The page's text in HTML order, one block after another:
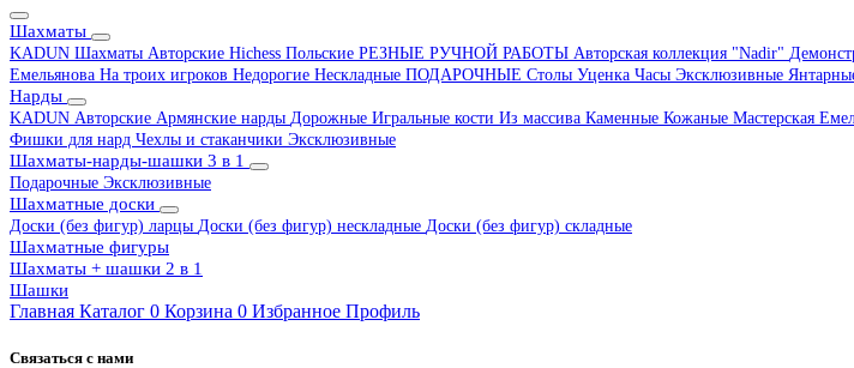
Шахматы
KADUN Шахматы Авторские Hichess Польские РЕЗНЫЕ РУЧНОЙ РАБОТЫ Авторская коллекция "Nadir"
Емельянова На троих игроков Недорогие Нескладные ПОДАРОЧНЫЕ Столы Уценка Часы Эксклюзивные
Нарды
KADUN Авторские Армянские нарды Дорожные Игральные кости Из массива Каменные Кожаные Мастерская
Фишки для нард Чехлы и стаканчики Эксклюзивные
Шахматы-нарды-шашки 3 в 1
Подарочные Эксклюзивные
Шахматные доски
Доски (без фигур) ларцы Доски (без фигур) нескладные Доски (без фигур) складные
Шахматные фигуры
Шахматы + шашки 2 в 1
Шашки
Главная Каталог 0 Корзина 0 Избранное Профиль
Связаться с нами